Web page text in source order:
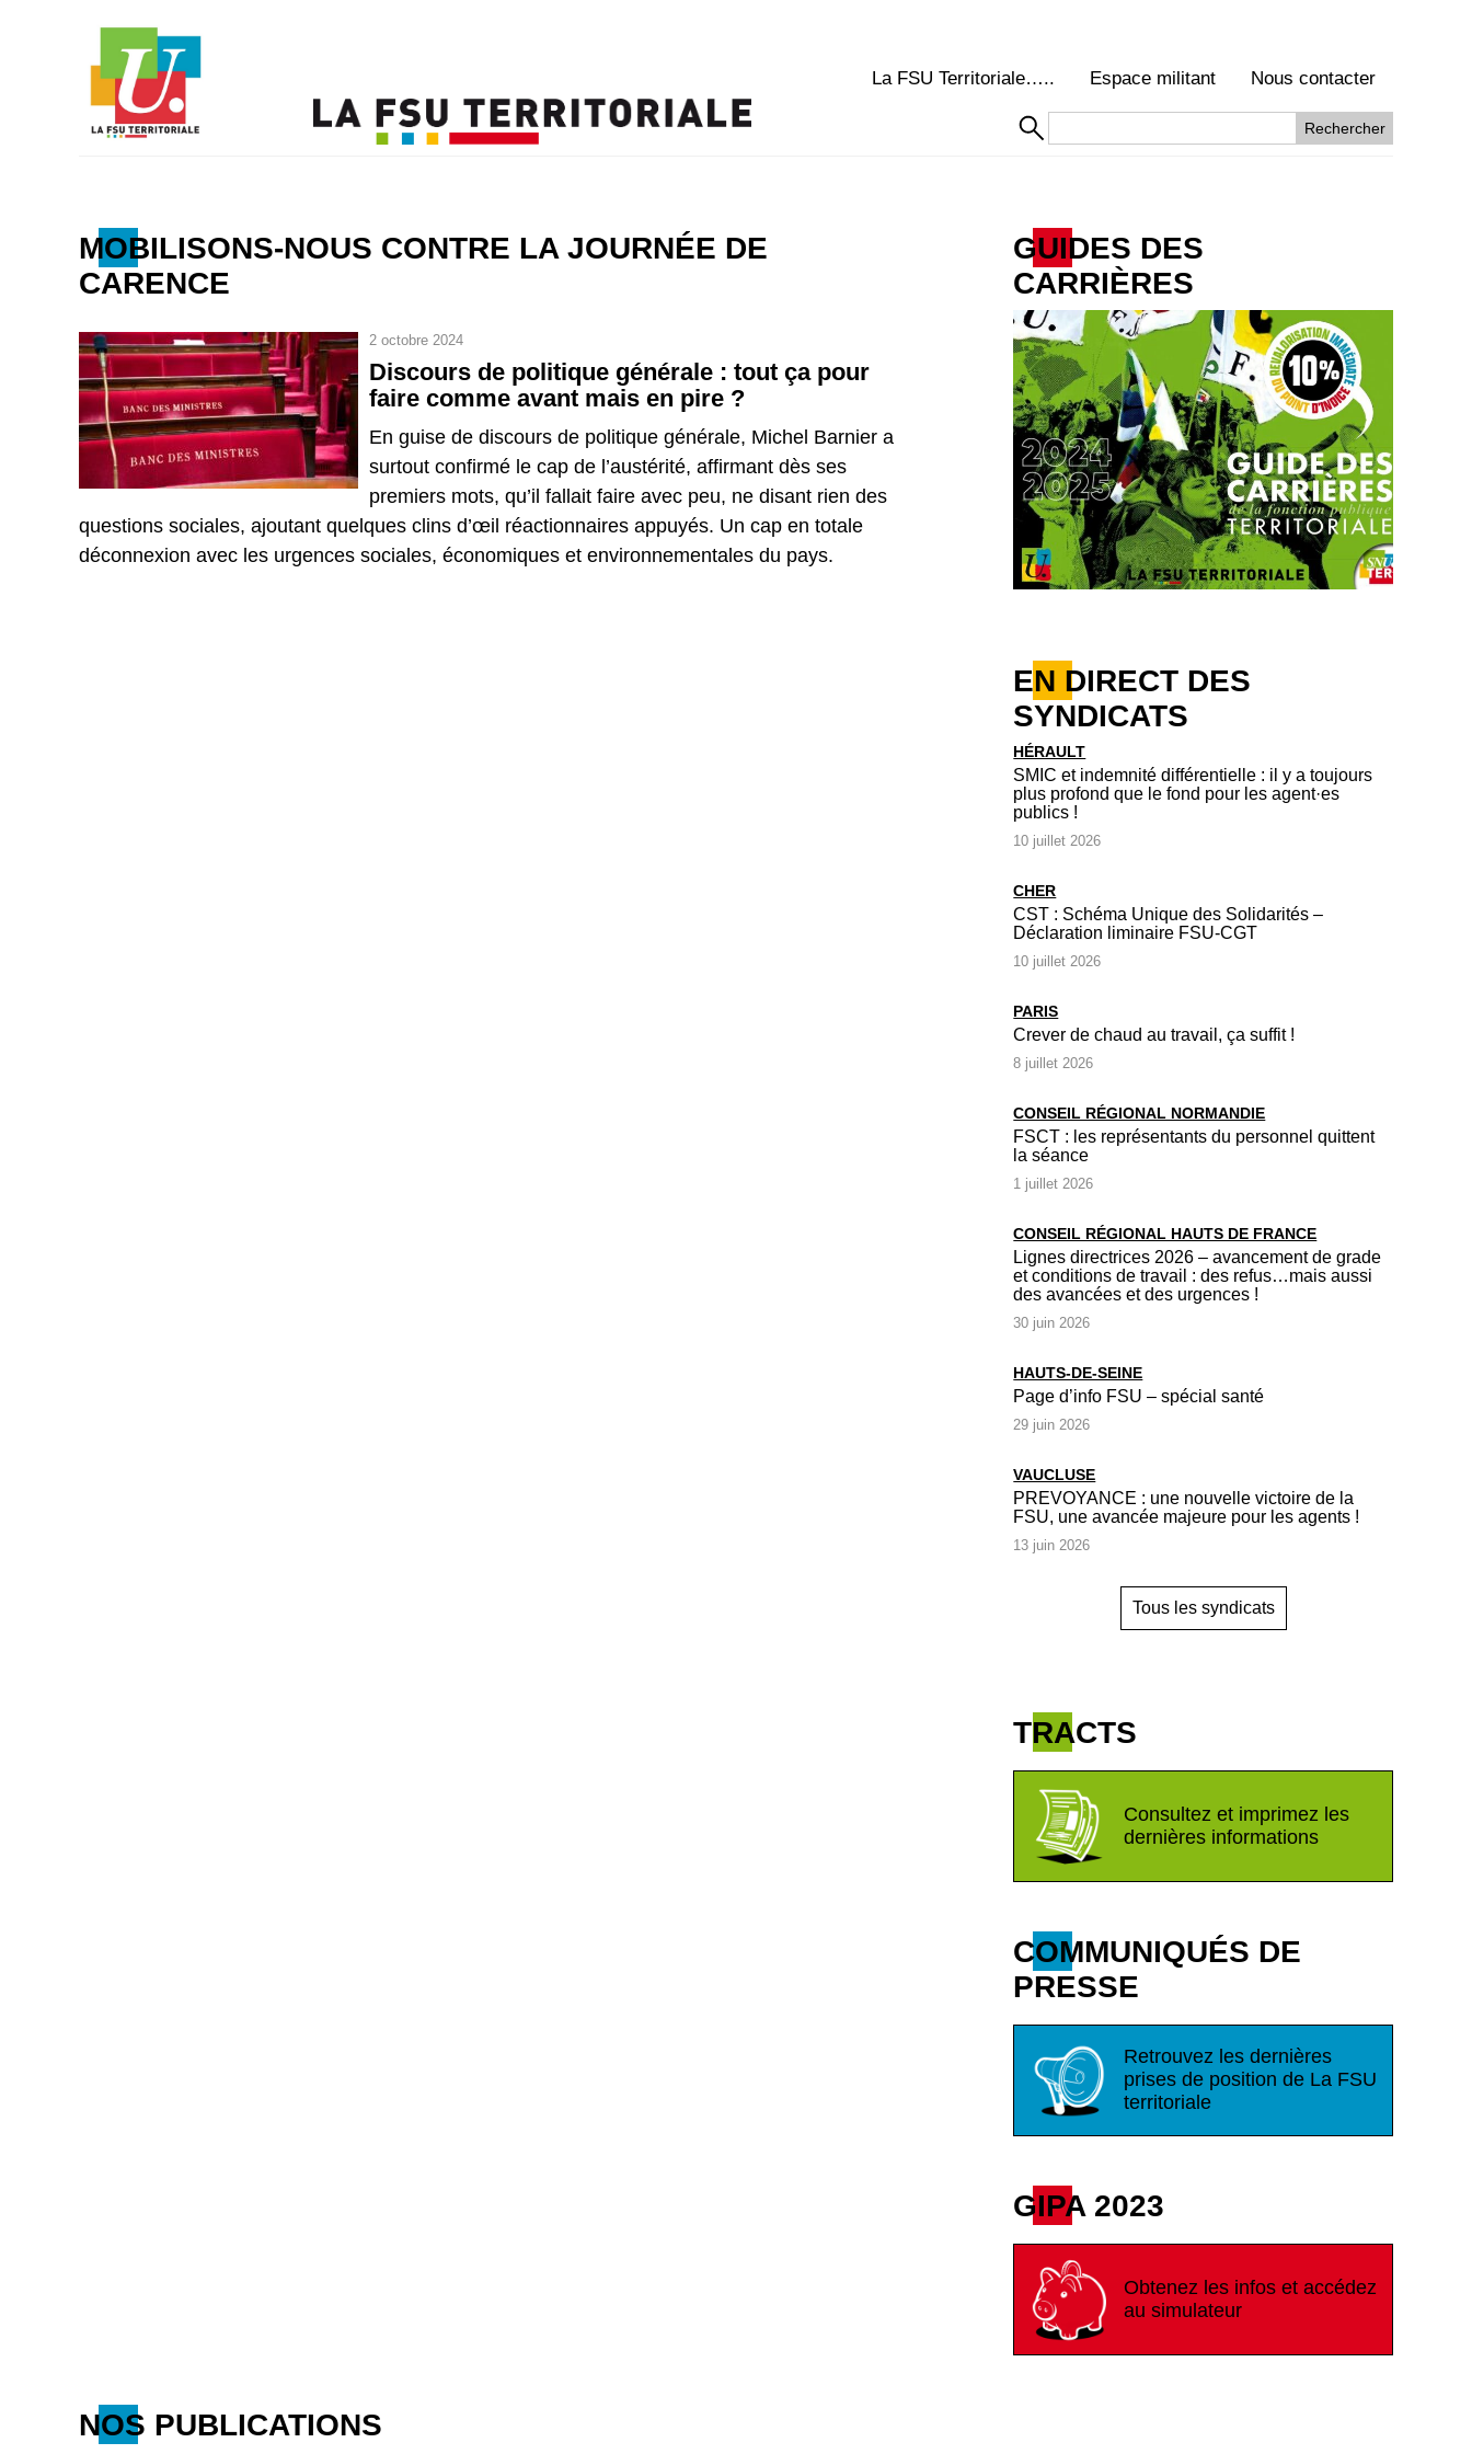
La FSU Territoriale….. Espace militant Nous contacter
MOBILISONS-NOUS CONTRE LA JOURNÉE DE
CARENCE
2 octobre 2024
Discours de politique générale : tout ça pour
faire comme avant mais en pire ?
En guise de discours de politique générale, Michel Barnier a
surtout confirmé le cap de l’austérité, affirmant dès ses
premiers mots, qu’il fallait faire avec peu, ne disant rien des
questions sociales, ajoutant quelques clins d’œil réactionnaires appuyés. Un cap en totale
déconnexion avec les urgences sociales, économiques et environnementales du pays.
GUIDES DES
CARRIÈRES
EN DIRECT DES
SYNDICATS
HÉRAULT
SMIC et indemnité différentielle : il y a toujours
plus profond que le fond pour les agent·es
publics !
10 juillet 2026
CHER
CST : Schéma Unique des Solidarités –
Déclaration liminaire FSU-CGT
10 juillet 2026
PARIS
Crever de chaud au travail, ça suffit !
8 juillet 2026
CONSEIL RÉGIONAL NORMANDIE
FSCT : les représentants du personnel quittent
la séance
1 juillet 2026
CONSEIL RÉGIONAL HAUTS DE FRANCE
Lignes directrices 2026 – avancement de grade
et conditions de travail : des refus…mais aussi
des avancées et des urgences !
30 juin 2026
HAUTS-DE-SEINE
Page d’info FSU – spécial santé
29 juin 2026
VAUCLUSE
PREVOYANCE : une nouvelle victoire de la
FSU, une avancée majeure pour les agents !
13 juin 2026
Tous les syndicats
TRACTS
Consultez et imprimez les
dernières informations
COMMUNIQUÉS DE
PRESSE
Retrouvez les dernières
prises de position de La FSU
territoriale
GIPA 2023
Obtenez les infos et accédez
au simulateur
NOS PUBLICATIONS